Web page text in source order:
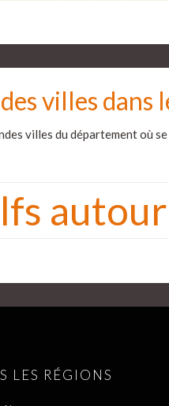
villes
villes du département où
LES RÉGIONS